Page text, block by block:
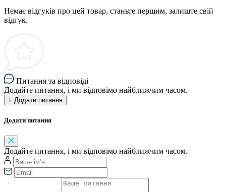
Немає відгуків про цей товар, станьте першим, залиште свій
відгук.
Питання та відповіді
Додайте питання, і ми відповімо найближчим часом.
+ Додати питання
Додати питання
Додайте питання, і ми відповімо найближчим часом.